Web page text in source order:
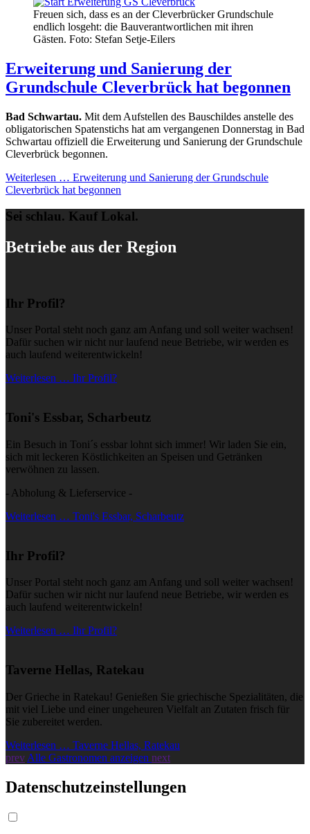
Freuen sich, dass es an der Cleverbrücker Grundschule
endlich losgeht: die Bauverantwortlichen mit ihren
Gästen. Foto: Stefan Setje-Eilers
Erweiterung und Sanierung der
Grundschule Cleverbrück hat begonnen
Bad Schwartau. Mit dem Aufstellen des Bauschildes anstelle des
obligatorischen Spatenstichs hat am vergangenen Donnerstag in Bad
Schwartau offiziell die Erweiterung und Sanierung der Grundschule
Cleverbrück begonnen.
Weiterlesen … Erweiterung und Sanierung der Grundschule
Cleverbrück hat begonnen
Sei schlau. Kauf Lokal.
Betriebe aus der Region
Ihr Profil?
Unser Portal steht noch ganz am Anfang und soll weiter wachsen!
Dafür suchen wir nicht nur laufend neue Betriebe, wir werden es
auch laufend weiterentwickeln!
Weiterlesen … Ihr Profil?
Toni's Essbar, Scharbeutz
Ein Besuch in Toni´s essbar lohnt sich immer! Wir laden Sie ein,
sich mit leckeren Köstlichkeiten an Speisen und Getränken
verwöhnen zu lassen.
- Abholung & Lieferservice -
Weiterlesen … Toni's Essbar, Scharbeutz
Ihr Profil?
Unser Portal steht noch ganz am Anfang und soll weiter wachsen!
Dafür suchen wir nicht nur laufend neue Betriebe, wir werden es
auch laufend weiterentwickeln!
Weiterlesen … Ihr Profil?
Taverne Hellas, Ratekau
Der Grieche in Ratekau! Genießen Sie griechische Spezialitäten, die
mit viel Liebe und einer ungeheuren Vielfalt an Zutaten frisch für
Sie zubereitet werden.
Weiterlesen … Taverne Hellas, Ratekau
prev Alle Gastronomen anzeigen next
Datenschutzeinstellungen